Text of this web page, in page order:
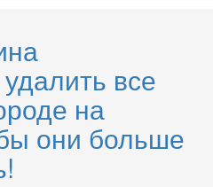
все
на
они больше